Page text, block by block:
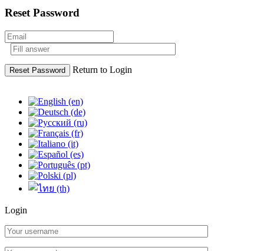
Reset Password
Reset Password
Return to Login
content
Login